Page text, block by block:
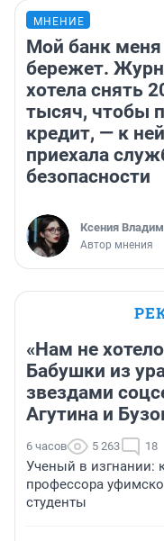
МНЕНИЕ
Мой банк меня
бережет.
хотела снять
тысяч, чтобы
кредит, — к
приехала
безопасности
Ксения
Автор мнения
«Нам не
Бабушки из
звездами
Агутина и
6 часов 5 263 18
Ученый в изгнании:
профессора
студенты